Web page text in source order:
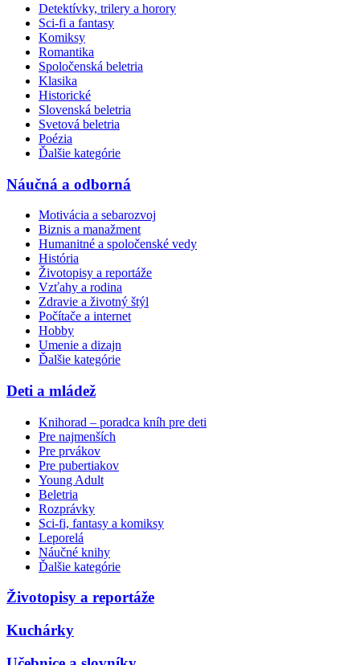
Detektívky, trilery a horory
Sci-fi a fantasy
Komiksy
Romantika
Spoločenská beletria
Klasika
Historické
Slovenská beletria
Svetová beletria
Poézia
Ďalšie kategórie
Náučná a odborná
Motivácia a sebarozvoj
Biznis a manažment
Humanitné a spoločenské vedy
História
Životopisy a reportáže
Vzťahy a rodina
Zdravie a životný štýl
Počítače a internet
Hobby
Umenie a dizajn
Ďalšie kategórie
Deti a mládež
Knihorad – poradca kníh pre deti
Pre najmenších
Pre prvákov
Pre pubertiakov
Young Adult
Beletria
Rozprávky
Sci-fi, fantasy a komiksy
Leporelá
Náučné knihy
Ďalšie kategórie
Životopisy a reportáže
Kuchárky